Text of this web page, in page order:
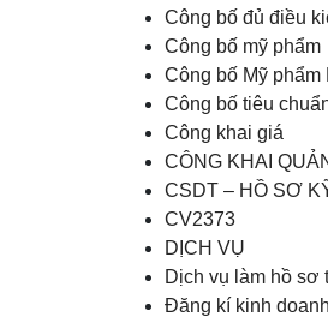
Công bố đủ điều
Công bố mỹ phẩm
Công bố Mỹ phẩm
Công bố tiêu
Công khai giá
CÔNG KHAI
CSDT – HỒ SƠ
CV2373
DỊCH VỤ
Dịch vụ làm hồ sơ
Đăng kí kinh doanh